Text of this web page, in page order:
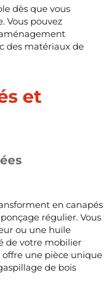
dès que vous
Vous pouvez
des matériaux de
et
en canapés
régulier. Vous
ou une huile
de votre mobilier
une pièce unique
de bois